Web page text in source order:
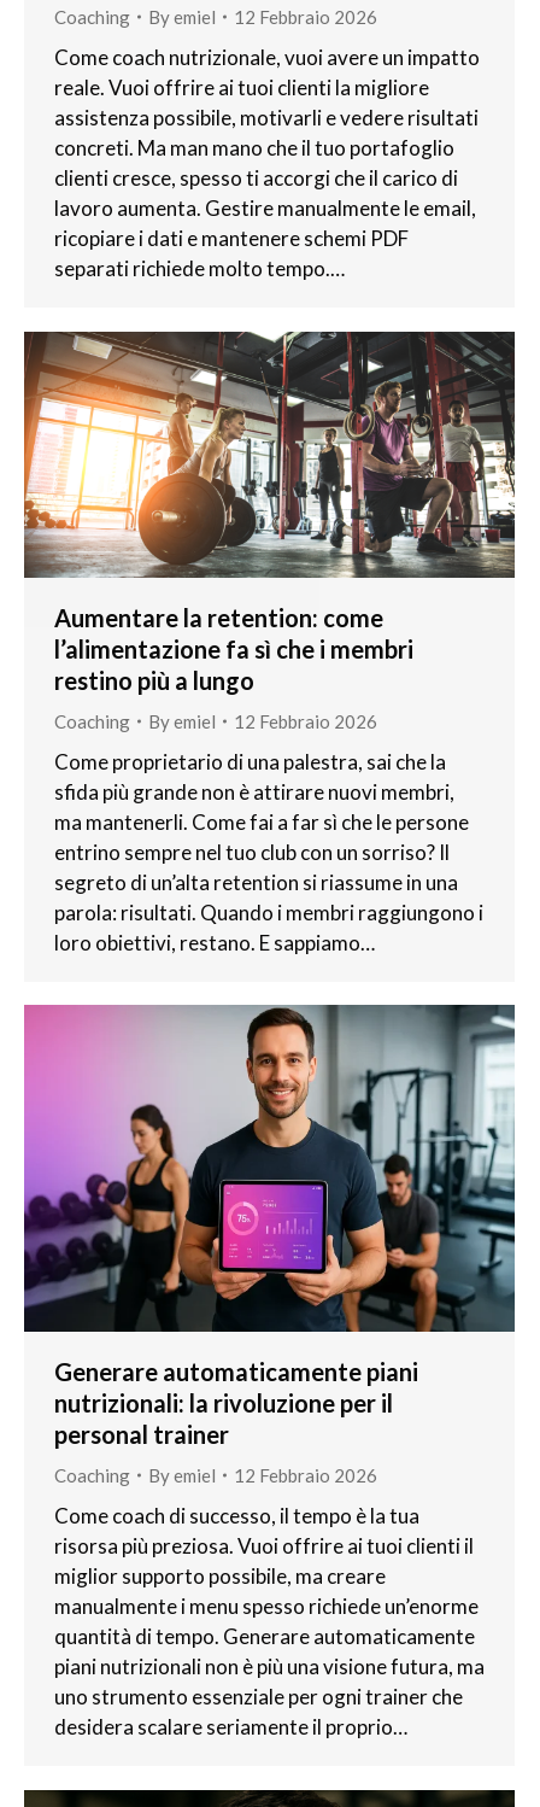
Coaching Byemiel 12 Febbraio 2026
Come coach nutrizionale, vuoi avere un impatto
reale. Vuoi offrire ai tuoi clienti la migliore
assistenza possibile, motivarli e vedere risultati
concreti. Ma man mano che il tuo portafoglio
clienti cresce, spesso ti accorgi che il carico di
lavoro aumenta. Gestire manualmente le email,
ricopiare i dati e mantenere schemi PDF
separati richiede molto tempo.…
Aumentare la retention: come
l’alimentazione fa sì che i membri
restino più a lungo
Coaching Byemiel 12 Febbraio 2026
Come proprietario di una palestra, sai che la
sfida più grande non è attirare nuovi membri,
ma mantenerli. Come fai a far sì che le persone
entrino sempre nel tuo club con un sorriso? Il
segreto di un’alta retention si riassume in una
parola: risultati. Quando i membri raggiungono i
loro obiettivi, restano. E sappiamo…
Generare automaticamente piani
nutrizionali: la rivoluzione per il
personal trainer
Coaching Byemiel 12 Febbraio 2026
Come coach di successo, il tempo è la tua
risorsa più preziosa. Vuoi offrire ai tuoi clienti il
miglior supporto possibile, ma creare
manualmente i menu spesso richiede un’enorme
quantità di tempo. Generare automaticamente
piani nutrizionali non è più una visione futura, ma
uno strumento essenziale per ogni trainer che
desidera scalare seriamente il proprio…